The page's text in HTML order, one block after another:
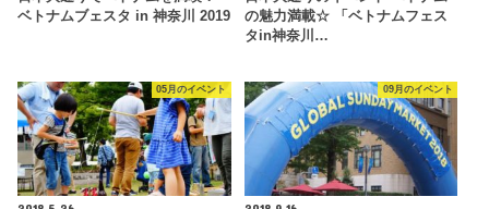
ベトナムブェスタ in 神奈川 2019
の魅力満載☆ 「ベトナムフェス
タin神奈川…
05月のイベント 09月のイベント